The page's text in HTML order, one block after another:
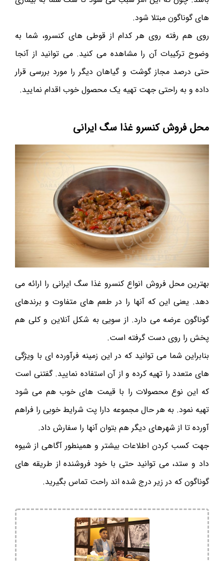
های گوناگون مبتلا شود.
روی هم رفته روی هر کدام از قوطی های کنسرو، شما به
وضوح ترکیبات آن را مشاهده می کنید. می توانید از آنجا
حتی درصد مجاز گوشت و گیاهان دیگر را مورد بررسی قرار
داده‌ و به راحتی جهت تهیه یک محصول خوب اقدام نمایید.
محل فروش کنسرو غذا سگ ایرانی
بهترین محل فروش انواع کنسرو غذا سگ ایرانی را ارائه می
دهد. یعنی این که آنها را در طعم های متفاوت و برندهای
گوناگون عرضه می دارد. از سویی به شکل آنلاین و کلی هم
پخش را روی دست گرفته است.
بنابراین شما می توانید که در این زمینه فرآورده ای با ویژگی
های متعدد را تهیه کرده و از آن استفاده نمایید. گفتنی است
که این نوع محصولات را با قیمت های خوب هم می شود
تهیه نمود. به هر حال مجموعه دارا پت شرایط خوبی را فراهم
آورده تا از شهرهای دیگر هم بتوان آنها را سفارش داد.
جهت کسب کردن اطلاعات بیشتر و همینطور آگاهی از شیوه
داد و ستد، می توانید حتی با خود فروشنده از طریقه‌ های
گوناگون که در زیر درج شده اند راحت تماس بگیرید.